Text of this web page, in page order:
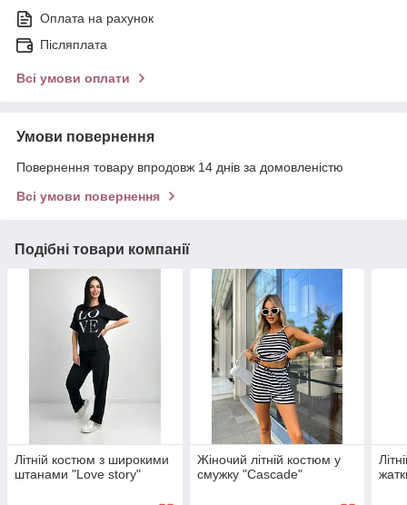
Оплата на рахунок
Післяплата
Всі умови оплати
Умови повернення
Повернення товару впродовж 14 днів за домовленістю
Всі умови повернення
Подібні товари компанії
Літній костюм з широкими
штанами "Love story"
Жіночий літній костюм у
смужку "Cascade"